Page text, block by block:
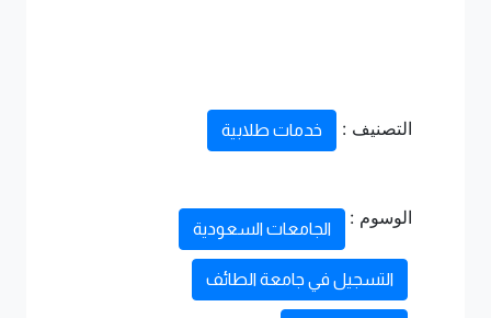
التصنيف : خدمات طلابية
الوسوم :
الجامعات السعودية
التسجيل في جامعة الطائف